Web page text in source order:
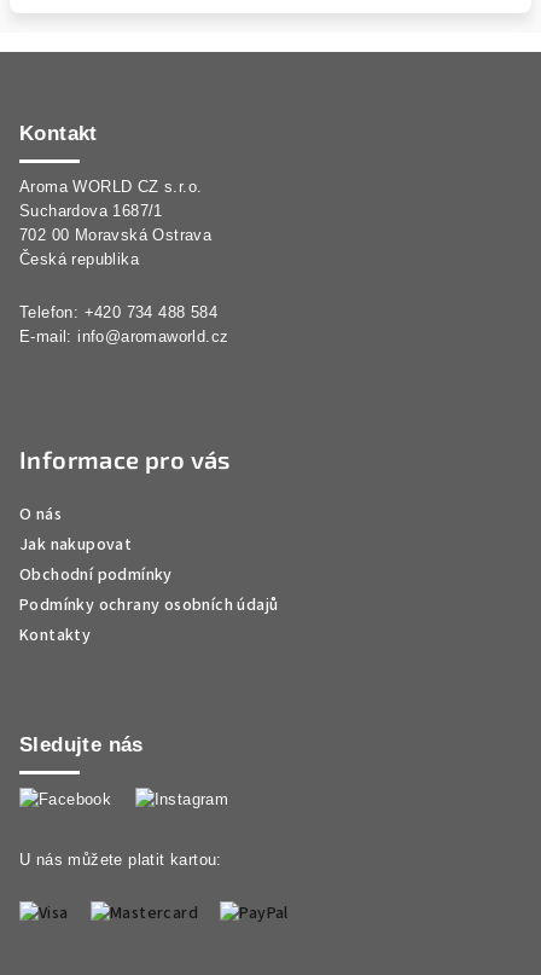
Kontakt
Aroma WORLD CZ s.r.o.
Suchardova 1687/1
702 00 Moravská Ostrava
Česká republika
Telefon: +420 734 488 584
E-mail: info@aromaworld.cz
Informace pro vás
O nás
Jak nakupovat
Obchodní podmínky
Podmínky ochrany osobních údajů
Kontakty
Sledujte nás
U nás můžete platit kartou: